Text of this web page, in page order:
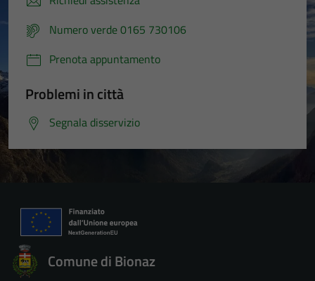
Numero verde 0165 730106
Prenota appuntamento
Problemi in città
Segnala disservizio
Comune di Bionaz